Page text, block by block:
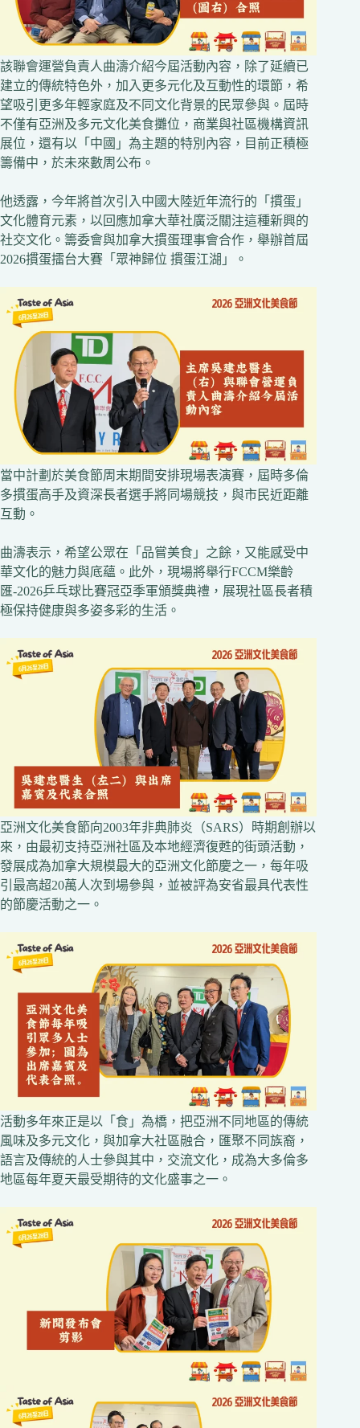
該聯會運營負責人曲濤介紹今屆活動內容，除了延續已
建立的傳統特色外，加入更多元化及互動性的環節，希
望吸引更多年輕家庭及不同文化背景的民眾參與。屆時
不僅有亞洲及多元文化美食攤位，商業與社區機構資訊
展位，還有以「中國」為主題的特別內容，目前正積極
籌備中，於未來數周公布。
他透露，今年將首次引入中國大陸近年流行的「摜蛋」
文化體育元素，以回應加拿大華社廣泛關注這種新興的
社交文化。籌委會與加拿大摜蛋理事會合作，舉辦首屆
2026摜蛋擂台大賽「眾神歸位 摜蛋江湖」。
當中計劃於美食節周末期間安排現場表演賽，屆時多倫
多摜蛋高手及資深長者選手將同場競技，與市民近距離
互動。
曲濤表示，希望公眾在「品嘗美食」之餘，又能感受中
華文化的魅力與底蘊。此外，現場將舉行FCCM樂齡
匯-2026乒乓球比賽冠亞季軍頒獎典禮，展現社區長者積
極保持健康與多姿多彩的生活。
亞洲文化美食節向2003年非典肺炎（SARS）時期創辦以
來，由最初支持亞洲社區及本地經濟復甦的街頭活動，
發展成為加拿大規模最大的亞洲文化節慶之一，每年吸
引最高超20萬人次到場參與，並被評為安省最具代表性
的節慶活動之一。
活動多年來正是以「食」為橋，把亞洲不同地區的傳統
風味及多元文化，與加拿大社區融合，匯聚不同族裔，
語言及傳統的人士參與其中，交流文化，成為大多倫多
地區每年夏天最受期待的文化盛事之一。